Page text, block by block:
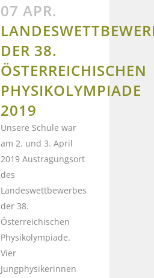
07 APR.
DER 38.
ÖSTERREICHISCHEN
PHYSIKOLYMPIADE
2019
Unsere Schule war
am 2. und 3. April
2019 Austragungsort
des
Landeswettbewerbes
der 38.
Österreichischen
Physikolympiade.
Vier
Jungphysikerinnen